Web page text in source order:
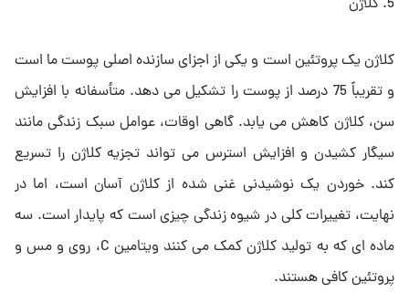
5. کلاژن
کلاژن یک پروتئین است و یکی از اجزای سازنده اصلی پوست ما است
و تقریباً 75 درصد از پوست را تشکیل می دهد. متأسفانه با افزایش
سن، کلاژن کاهش می یابد. گاهی اوقات، عوامل سبک زندگی مانند
سیگار کشیدن و افزایش استرس می تواند تجزیه کلاژن را تسریع
کند. خوردن یک نوشیدنی غنی شده از کلاژن آسان است، اما در
نهایت، تغییرات کلی در شیوه زندگی چیزی است که پایدار است. سه
ماده ای که به تولید کلاژن کمک می کنند ویتامین C، روی و مس و
پروتئین کافی هستند.